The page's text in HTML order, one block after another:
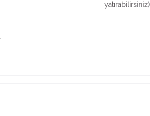
yatırabilirsiniz).